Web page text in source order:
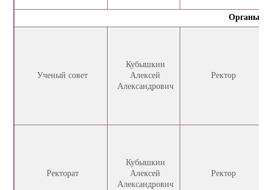
Органы
Ученый cовет
Кубышкин
Алексей
Александрович
Ректор
Ректорат
Кубышкин
Алексей
Александрович
Ректор